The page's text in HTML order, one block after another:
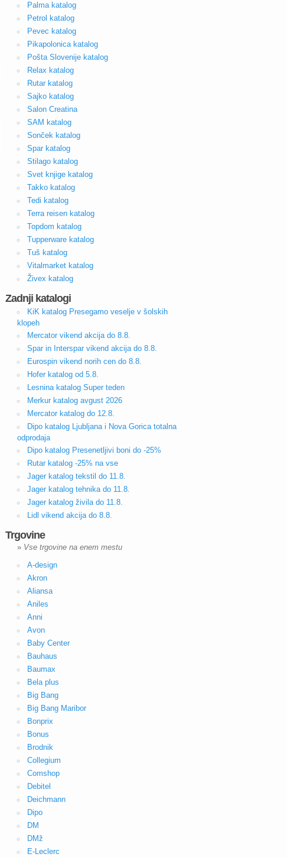
Palma katalog
Petrol katalog
Pevec katalog
Pikapolonica katalog
Pošta Slovenije katalog
Relax katalog
Rutar katalog
Sajko katalog
Salon Creatina
SAM katalog
Sonček katalog
Spar katalog
Stilago katalog
Svet knjige katalog
Takko katalog
Tedi katalog
Terra reisen katalog
Topdom katalog
Tupperware katalog
Tuš katalog
Vitalmarket katalog
Živex katalog
Zadnji katalogi
KiK katalog Presegamo veselje v šolskih
klopeh
Mercator vikend akcija do 8.8.
Spar in Interspar vikend akcija do 8.8.
Eurospin vikend norih cen do 8.8.
Hofer katalog od 5.8.
Lesnina katalog Super teden
Merkur katalog avgust 2026
Mercator katalog do 12.8.
Dipo katalog Ljubljana i Nova Gorica totalna
odprodaja
Dipo katalog Presenetljivi boni do -25%
Rutar katalog -25% na vse
Jager katalog tekstil do 11.8.
Jager katalog tehnika do 11.8.
Jager katalog živila do 11.8.
Lidl vikend akcija do 8.8.
Trgovine
» Vse trgovine na enem mestu
A-design
Akron
Aliansa
Aniles
Anni
Avon
Baby Center
Bauhaus
Baumax
Bela plus
Big Bang
Big Bang Maribor
Bonprix
Bonus
Brodnik
Collegium
Comshop
Debitel
Deichmann
Dipo
DM
DMž
E-Leclerc